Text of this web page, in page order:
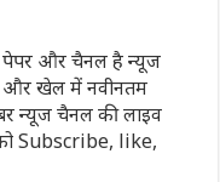
पेपर और चैनल है न्यूज
और खेल में नवीनतम
न्यूज चैनल की लाइव
Subscribe, like,